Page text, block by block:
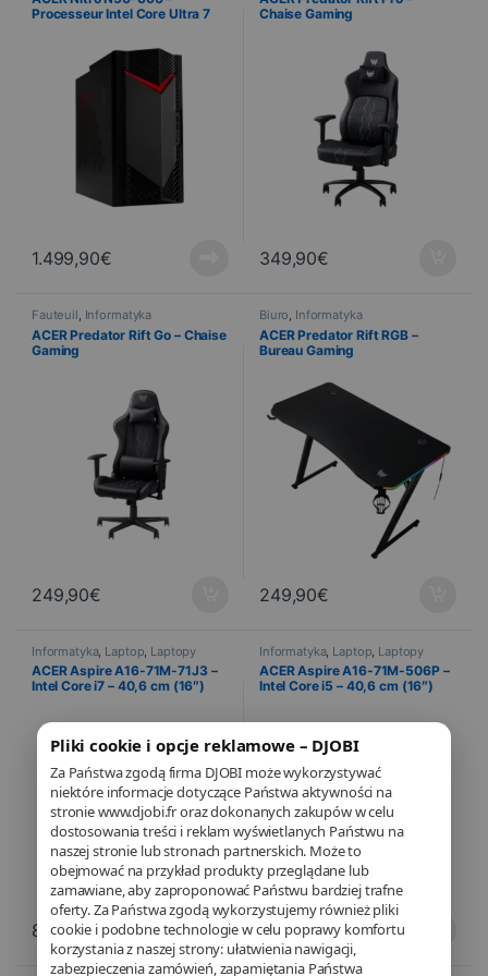
Pliki cookie i opcje reklamowe – DJOBI
Za Państwa zgodą firma DJOBI może wykorzystywać
niektóre informacje dotyczące Państwa aktywności na
stronie www.djobi.fr oraz dokonanych zakupów w celu
dostosowania treści i reklam wyświetlanych Państwu na
naszej stronie lub stronach partnerskich. Może to
obejmować na przykład produkty przeglądane lub
zamawiane, aby zaproponować Państwu bardziej trafne
oferty. Za Państwa zgodą wykorzystujemy również pliki
cookie i podobne technologie w celu poprawy komfortu
korzystania z naszej strony: ułatwienia nawigacji,
zabezpieczenia zamówień, zapamiętania Państwa
Processeur Intel Core Ultra 7
1.499,90€
Chaise Gaming
349,90€
Fauteuil, Informatyka
ACER Predator Rift Go – Chaise
Gaming
249,90€
Biuro, Informatyka
ACER Predator Rift RGB –
Bureau Gaming
249,90€
Informatyka, Laptop Laptopy
ACER Aspire A16-71M-71J3 –
Intel Core i7 – 40,6 cm (16″)
847,98€
Informatyka, Laptop Laptopy
ACER Aspire A16-71M-506P –
Intel Core i5 – 40,6 cm (16″)
734,58€